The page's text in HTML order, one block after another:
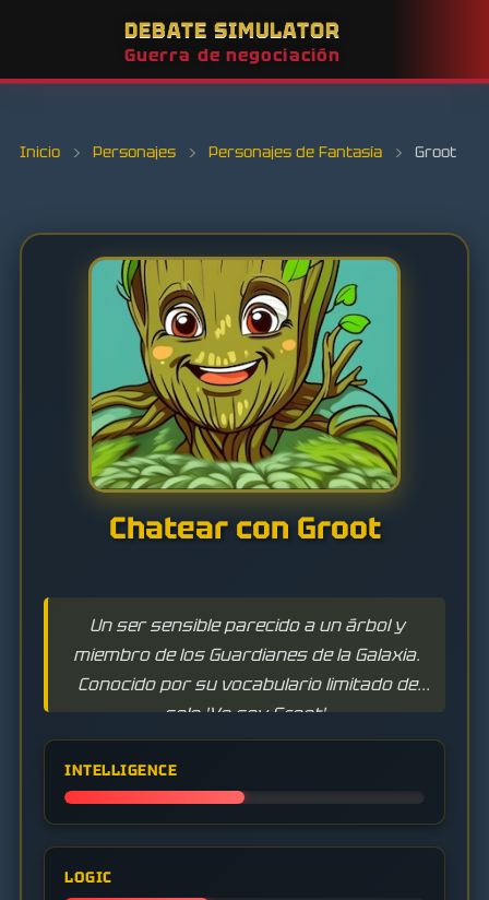
DEBATE SIMULATOR
Guerra de negociación
Inicio › Personajes › Personajes de Fantasía › Groot
Chatear con Groot
Un ser sensible parecido a un árbol y
miembro de los Guardianes de la Galaxia.
Conocido por su vocabulario limitado de
solo 'Yo soy Groot'.
INTELLIGENCE
LOGIC